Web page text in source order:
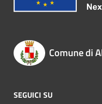
Comune di
SEGUICI SU